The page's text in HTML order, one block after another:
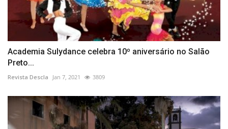
Academia Sulydance celebra 10º aniversário no Salão
Preto...
Revista Descla Jan 7, 2021 3809